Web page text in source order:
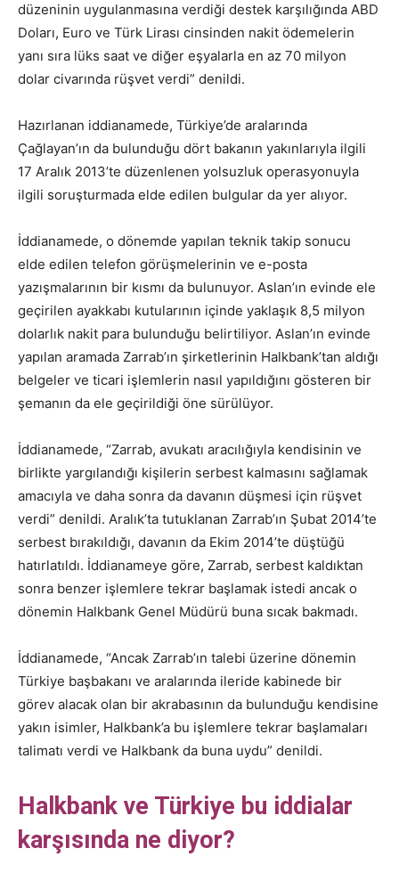
düzeninin uygulanmasına verdiği destek karşılığında ABD
Doları, Euro ve Türk Lirası cinsinden nakit ödemelerin
yanı sıra lüks saat ve diğer eşyalarla en az 70 milyon
dolar civarında rüşvet verdi” denildi.
Hazırlanan iddianamede, Türkiye’de aralarında
Çağlayan’ın da bulunduğu dört bakanın yakınlarıyla ilgili
17 Aralık 2013’te düzenlenen yolsuzluk operasyonuyla
ilgili soruşturmada elde edilen bulgular da yer alıyor.
İddianamede, o dönemde yapılan teknik takip sonucu
elde edilen telefon görüşmelerinin ve e-posta
yazışmalarının bir kısmı da bulunuyor. Aslan’ın evinde ele
geçirilen ayakkabı kutularının içinde yaklaşık 8,5 milyon
dolarlık nakit para bulunduğu belirtiliyor. Aslan’ın evinde
yapılan aramada Zarrab’ın şirketlerinin Halkbank’tan aldığı
belgeler ve ticari işlemlerin nasıl yapıldığını gösteren bir
şemanın da ele geçirildiği öne sürülüyor.
İddianamede, “Zarrab, avukatı aracılığıyla kendisinin ve
birlikte yargılandığı kişilerin serbest kalmasını sağlamak
amacıyla ve daha sonra da davanın düşmesi için rüşvet
verdi” denildi. Aralık’ta tutuklanan Zarrab’ın Şubat 2014’te
serbest bırakıldığı, davanın da Ekim 2014’te düştüğü
hatırlatıldı. İddianameye göre, Zarrab, serbest kaldıktan
sonra benzer işlemlere tekrar başlamak istedi ancak o
dönemin Halkbank Genel Müdürü buna sıcak bakmadı.
İddianamede, “Ancak Zarrab’ın talebi üzerine dönemin
Türkiye başbakanı ve aralarında ileride kabinede bir
görev alacak olan bir akrabasının da bulunduğu kendisine
yakın isimler, Halkbank’a bu işlemlere tekrar başlamaları
talimatı verdi ve Halkbank da buna uydu” denildi.
Halkbank ve Türkiye bu iddialar
karşısında ne diyor?